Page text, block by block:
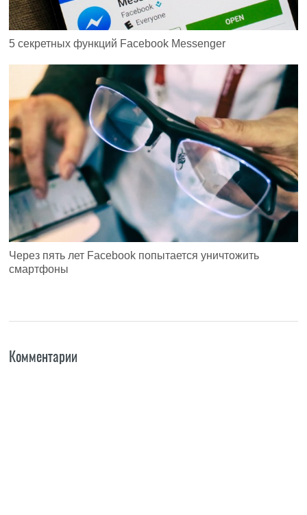
5 секретных функций Facebook Messenger
Через пять лет Facebook попытается уничтожить
смартфоны
Комментарии